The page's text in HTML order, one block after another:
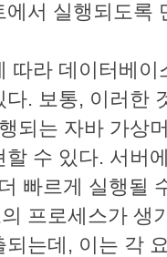
서 실행되도록
따라 데이터베
. 보통, 이러한
되는 자바 가상
수 있다. 서버
빠르게 실행될
프로세스가 생
는데, 이는 각